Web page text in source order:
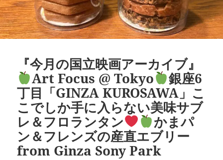
『今月の国立映画アーカイブ』
Art Focus @ Tokyo
銀座6
丁目「GINZA KUROSAWA」こ
こでしか手に入らない美味サブ
レ＆フロランタン
かまパ
ン＆フレンズの産直エブリー
from Ginza Sony Park